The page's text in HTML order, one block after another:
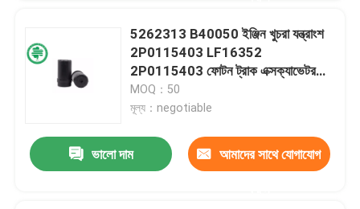
5262313 B40050 ইঞ্জিন খুচরা যন্ত্রাংশ
2P0115403 LF16352
2P0115403 ফোটন ট্রাক এক্সক্যাভেটর
তেল ফিল্টার
MOQ：50
মূল্য：negotiable
ভালো দাম আমাদের সাথে যোগাযোগ